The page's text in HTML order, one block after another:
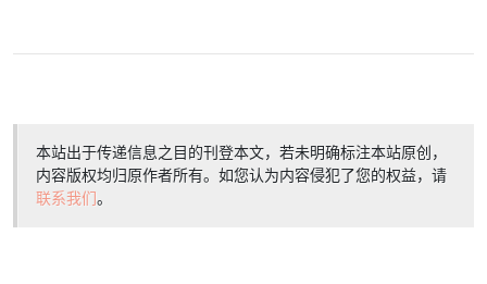
本站出于传递信息之目的刊登本文，若未明确标注本站原创，
内容版权均归原作者所有。如您认为内容侵犯了您的权益，请
联系我们。